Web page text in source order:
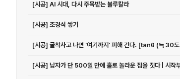
[시공] AI 시대, 다시 주목받는 블루칼라
[시공] 조경석 쌓기
[시공] 굴착사고 나면 ‘여기까지‘ 피해 간다. [tanθ (≒ 30
[시공] 남자가 단 500일 만에 홀로 놀라운 집을 짓다 | 시작